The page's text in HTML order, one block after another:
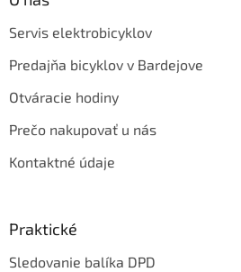
Servis elektrobicyklov
Predajňa bicyklov v Bardejove
Otváracie hodiny
Prečo nakupovať u nás
Kontaktné údaje
Praktické
Sledovanie balíka DPD